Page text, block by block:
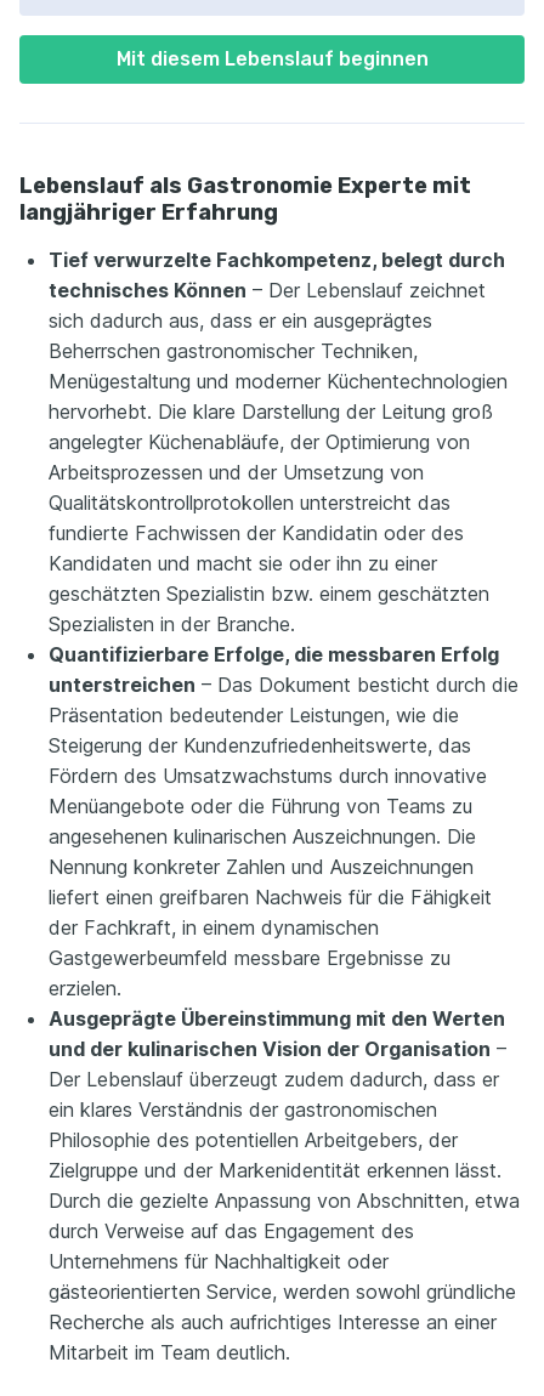
Mit diesem Lebenslauf beginnen
Lebenslauf als Gastronomie Experte mit
langjähriger Erfahrung
Tief verwurzelte Fachkompetenz, belegt durch
technisches Können – Der Lebenslauf zeichnet
sich dadurch aus, dass er ein ausgeprägtes
Beherrschen gastronomischer Techniken,
Menügestaltung und moderner Küchentechnologien
hervorhebt. Die klare Darstellung der Leitung groß
angelegter Küchenabläufe, der Optimierung von
Arbeitsprozessen und der Umsetzung von
Qualitätskontrollprotokollen unterstreicht das
fundierte Fachwissen der Kandidatin oder des
Kandidaten und macht sie oder ihn zu einer
geschätzten Spezialistin bzw. einem geschätzten
Spezialisten in der Branche.
Quantifizierbare Erfolge, die messbaren Erfolg
unterstreichen – Das Dokument besticht durch die
Präsentation bedeutender Leistungen, wie die
Steigerung der Kundenzufriedenheitswerte, das
Fördern des Umsatzwachstums durch innovative
Menüangebote oder die Führung von Teams zu
angesehenen kulinarischen Auszeichnungen. Die
Nennung konkreter Zahlen und Auszeichnungen
liefert einen greifbaren Nachweis für die Fähigkeit
der Fachkraft, in einem dynamischen
Gastgewerbeumfeld messbare Ergebnisse zu
erzielen.
Ausgeprägte Übereinstimmung mit den Werten
und der kulinarischen Vision der Organisation –
Der Lebenslauf überzeugt zudem dadurch, dass er
ein klares Verständnis der gastronomischen
Philosophie des potentiellen Arbeitgebers, der
Zielgruppe und der Markenidentität erkennen lässt.
Durch die gezielte Anpassung von Abschnitten, etwa
durch Verweise auf das Engagement des
Unternehmens für Nachhaltigkeit oder
gästeorientierten Service, werden sowohl gründliche
Recherche als auch aufrichtiges Interesse an einer
Mitarbeit im Team deutlich.